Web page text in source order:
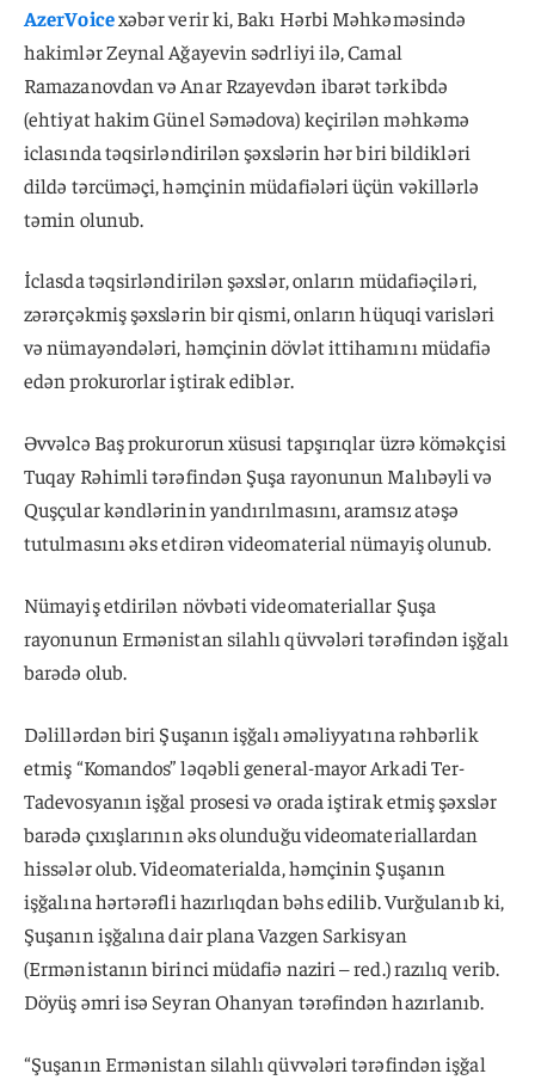
AzerVoicexəbər verir ki, Bakı Hərbi Məhkəməsində
hakimlər Zeynal Ağayevin sədrliyi ilə, Camal
Ramazanovdan və Anar Rzayevdən ibarət tərkibdə
(ehtiyat hakim Günel Səmədova) keçirilən məhkəmə
iclasında təqsirləndirilən şəxslərin hər biri bildikləri
dildə tərcüməçi, həmçinin müdafiələri üçün vəkillərlə
təmin olunub.
İclasda təqsirləndirilən şəxslər, onların müdafiəçiləri,
zərərçəkmiş şəxslərin bir qismi, onların hüquqi varisləri
və nümayəndələri, həmçinin dövlət ittihamını müdafiə
edən prokurorlar iştirak ediblər.
Əvvəlcə Baş prokurorun xüsusi tapşırıqlar üzrə köməkçisi
Tuqay Rəhimli tərəfindən Şuşa rayonunun Malıbəyli və
Quşçular kəndlərinin yandırılmasını, aramsız atəşə
tutulmasını əks etdirən videomaterial nümayiş olunub.
Nümayiş etdirilən növbəti videomateriallar Şuşa
rayonunun Ermənistan silahlı qüvvələri tərəfindən işğalı
barədə olub.
Dəlillərdən biri Şuşanın işğalı əməliyyatına rəhbərlik
etmiş “Komandos” ləqəbli general-mayor Arkadi Ter-
Tadevosyanın işğal prosesi və orada iştirak etmiş şəxslər
barədə çıxışlarının əks olunduğu videomateriallardan
hissələr olub. Videomaterialda, həmçinin Şuşanın
işğalına hərtərəfli hazırlıqdan bəhs edilib. Vurğulanıb ki,
Şuşanın işğalına dair plana Vazgen Sarkisyan
(Ermənistanın birinci müdafiə naziri – red.) razılıq verib.
Döyüş əmri isə Seyran Ohanyan tərəfindən hazırlanıb.
“Şuşanın Ermənistan silahlı qüvvələri tərəfindən işğal